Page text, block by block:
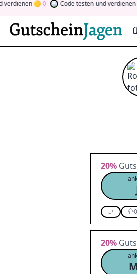
0 Code testen und verdienen 100
20%
0
20%